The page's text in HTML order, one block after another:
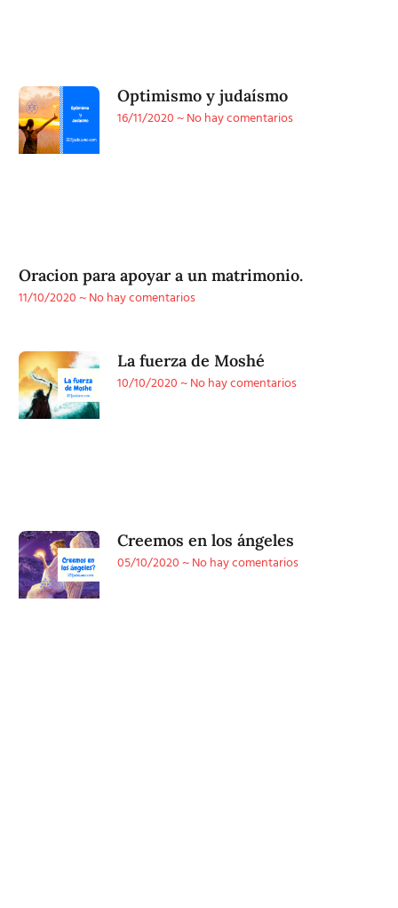
Optimismo y judaísmo
16/11/2020 No hay comentarios
Oracion para apoyar a un matrimonio.
11/10/2020 No hay comentarios
La fuerza de Moshé
10/10/2020 No hay comentarios
Creemos en los ángeles
05/10/2020 No hay comentarios